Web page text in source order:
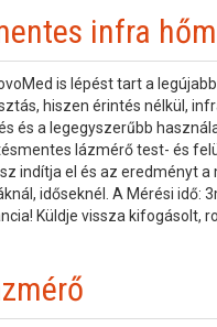
infra
is lépést tart a
hiszen érintés nélkül,
és a legegyszerűbb
lázmérő test- és
indítja el és az eredményt
időseknél. A Mérési idő:
Küldje vissza kifogásolt,